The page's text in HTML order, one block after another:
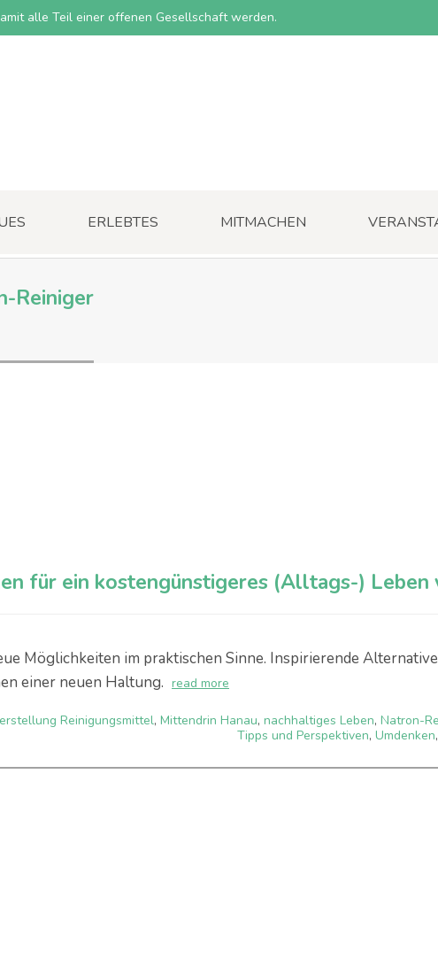
alle Teil einer offenen Gesellschaft werden.
ERLEBTES MITMACHEN
Reiniger
für ein kostengünstigeres (Alltags-) Leben
Möglichkeiten im praktischen Sinne. Inspirierende
einer neuen Haltung. read more
Reinigungsmittel, Mittendrin Hanau, nachhaltiges Leben, Natron-
Tipps und Perspektiven, Umdenken,